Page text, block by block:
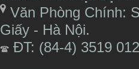
Văn Phòng Chính:
Giấy - Hà Nội.
ĐT: (84-4) 3519